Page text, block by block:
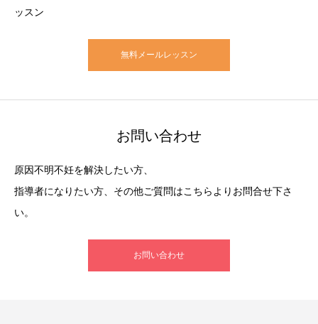
ッスン
無料メールレッスン
お問い合わせ
原因不明不妊を解決したい方、
指導者になりたい方、その他ご質問はこちらよりお問合せ下さ
い。
お問い合わせ